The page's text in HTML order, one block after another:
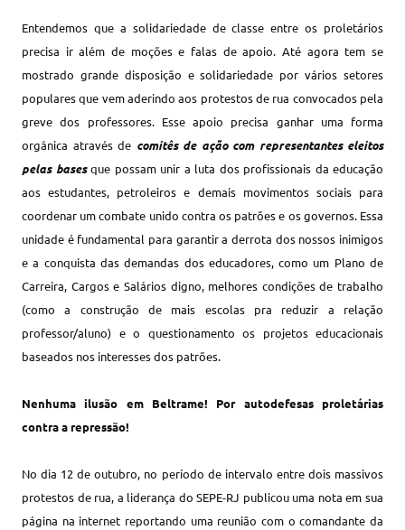
Entendemos que a solidariedade de classe entre os proletários
precisa ir além de moções e falas de apoio. Até agora tem se
mostrado grande disposição e solidariedade por vários setores
populares que vem aderindo aos protestos de rua convocados pela
greve dos professores. Esse apoio precisa ganhar uma forma
orgânica através de comitês de ação com representantes eleitos
pelas basesque possam unir a luta dos profissionais da educação
aos estudantes, petroleiros e demais movimentos sociais para
coordenar um combate unido contra os patrões e os governos. Essa
unidade é fundamental para garantir a derrota dos nossos inimigos
e a conquista das demandas dos educadores, como um Plano de
Carreira, Cargos e Salários digno, melhores condições de trabalho
(como a construção de mais escolas pra reduzir a relação
professor/aluno) e o questionamento os projetos educacionais
baseados nos interesses dos patrões.
Nenhuma ilusão em Beltrame! Por autodefesas proletárias
contra a repressão!
No dia 12 de outubro, no período de intervalo entre dois massivos
protestos de rua, a liderança do SEPE-RJ publicou uma nota em sua
página na internet reportando uma reunião com o comandante da